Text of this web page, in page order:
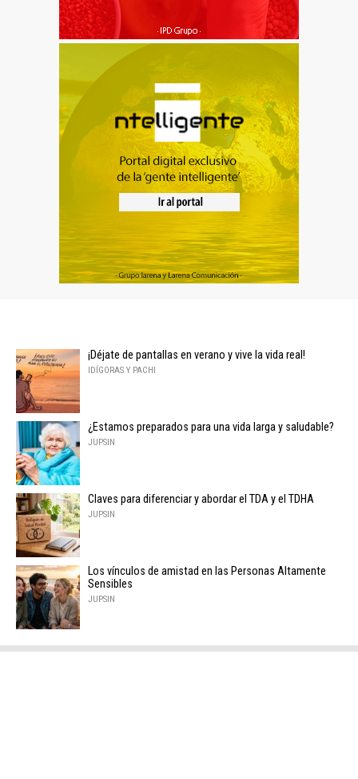
¡Déjate de pantallas en verano y vive la vida real!
IDÍGORAS Y PACHI
¿Estamos preparados para una vida larga y saludable?
JUPSIN
Claves para diferenciar y abordar el TDA y el TDHA
JUPSIN
Los vínculos de amistad en las Personas Altamente
Sensibles
JUPSIN